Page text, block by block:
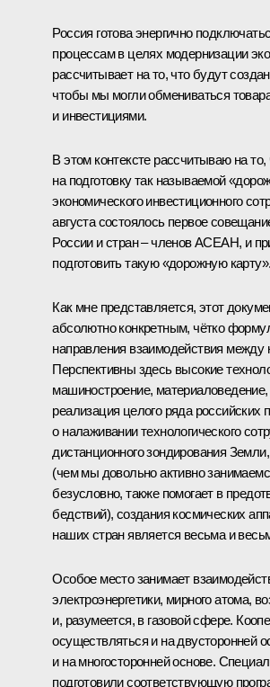
Россия готова энергично
процессам в целях модернизации
рассчитывает на то, что будут
чтобы мы могли обмениваться
и инвестициями.
В этом контексте рассчитываю на
на подготовку так называемой
экономического инвестиционного
августа состоялось первое
России и стран – членов АСЕАН, и
подготовить такую «дорожную карту».
Как мне представляется, этот
абсолютно конкретным, чётко
направления взаимодействия
Перспективны здесь высокие
машиностроение,
реализация целого ряда российских
о налаживании технологического
дистанционного зондирования
(чем мы довольно активно
безусловно, также помогает в
бедствий), создания космических
наших стран является весьма и
Особое место занимает
электроэнергетики, мирного атома,
и, разумеется, в газовой сфере.
осуществляться и на двусторонней
и на многосторонней основе.
подготовили соответствующую